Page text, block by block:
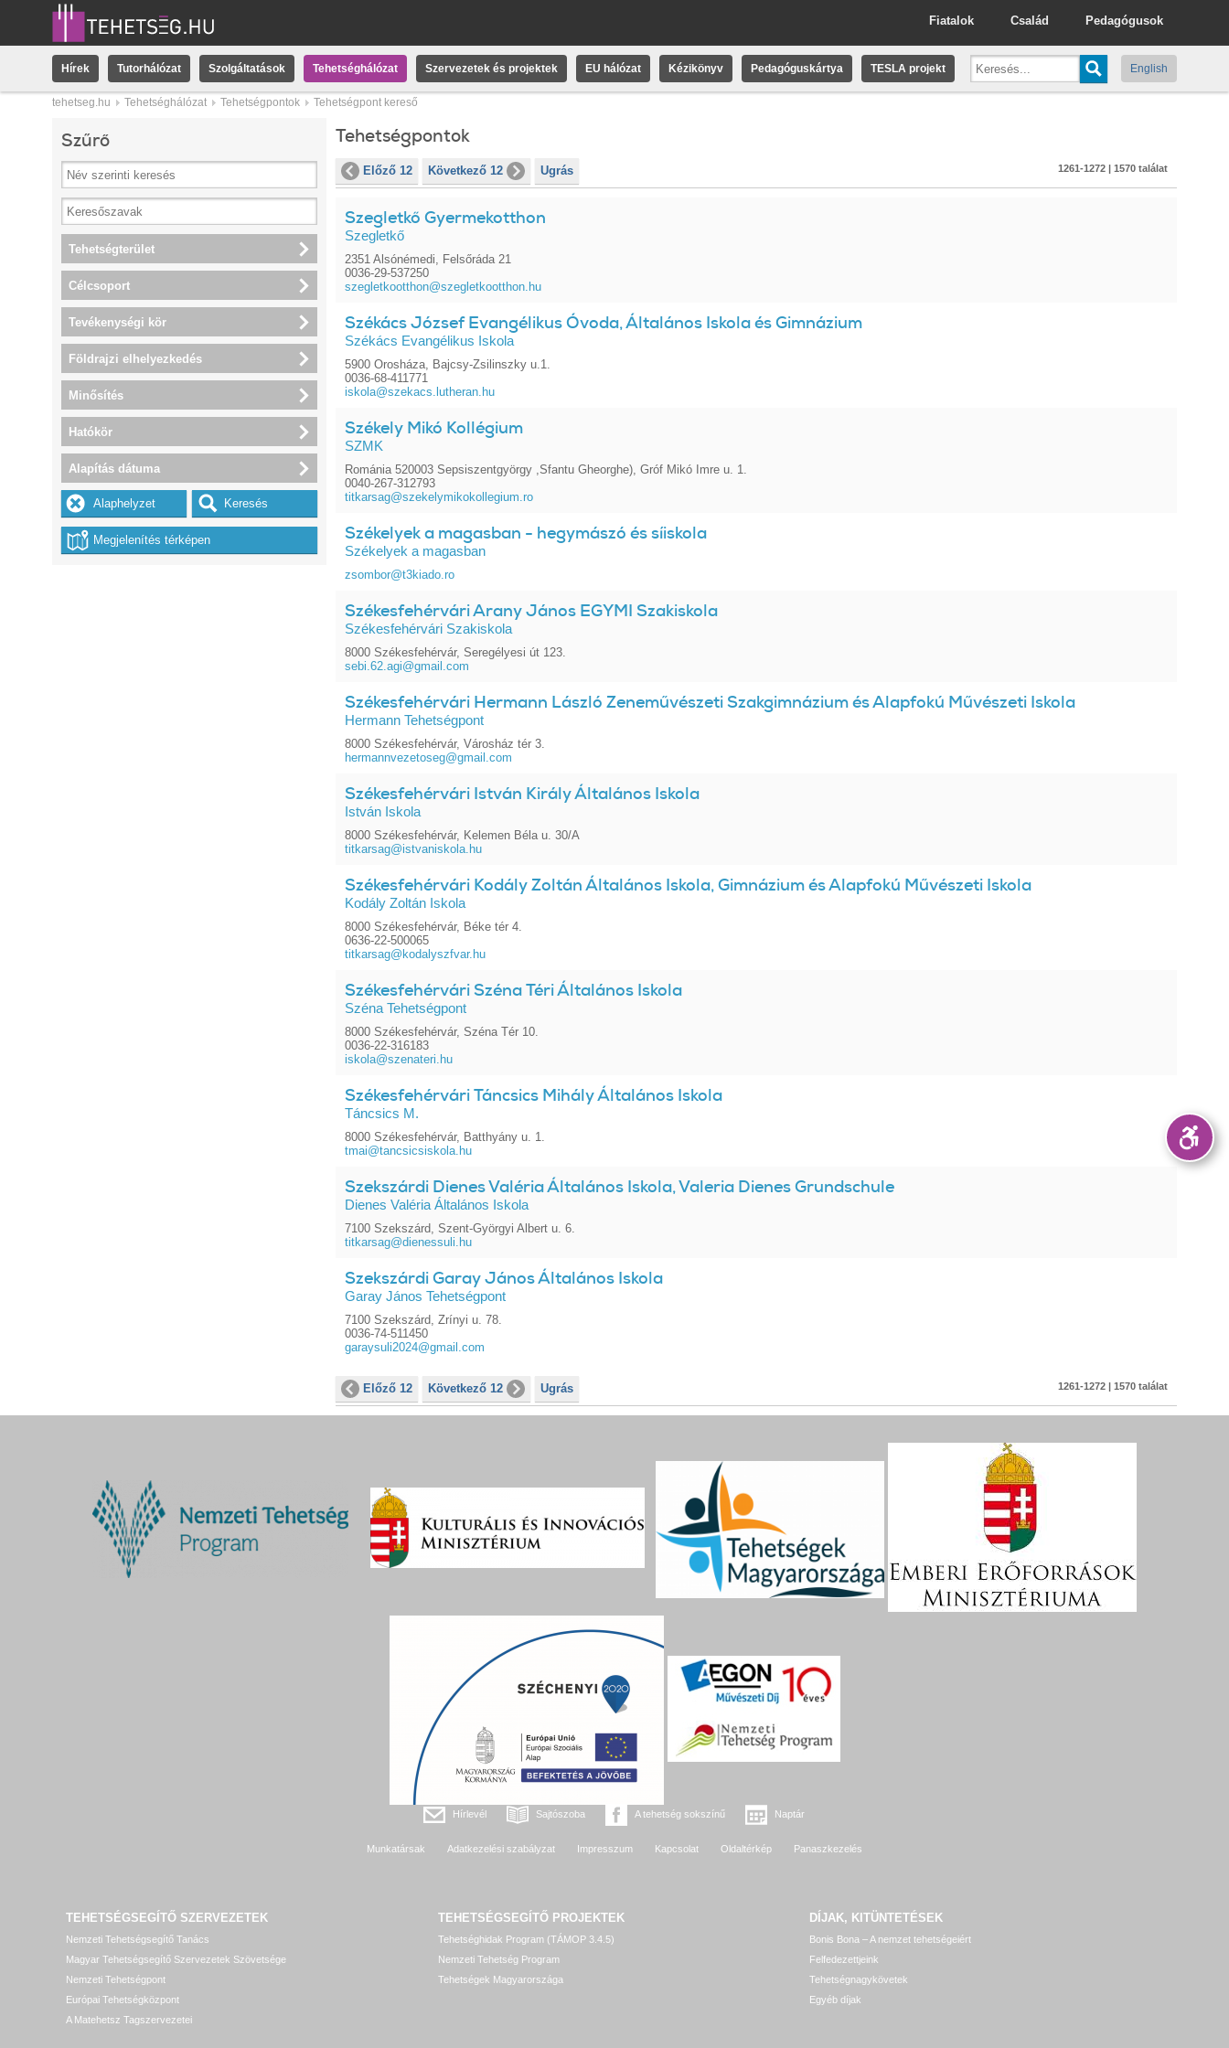
Pedagógusok
Család
Fiatalok
Hírek Tutorhálózat Szolgáltatások Tehetséghálózat Szervezetek és projektek EU hálózat Kézikönyv Pedagóguskártya TESLA projekt English
tehetseg.hu Tehetséghálózat Tehetségpontok Tehetségpont kereső
Tehetségpontok
Előző 12 Következő 12 Ugrás 1261-1272 | 1570 találat
Szegletkő Gyermekotthon
Szegletkő
2351 Alsónémedi, Felsőráda 21
0036-29-537250
szegletkootthon@szegletkootthon.hu
Székács József Evangélikus Óvoda, Általános Iskola és Gimnázium
Székács Evangélikus Iskola
5900 Orosháza, Bajcsy-Zsilinszky u.1.
0036-68-411771
iskola@szekacs.lutheran.hu
Székely Mikó Kollégium
SZMK
Románia 520003 Sepsiszentgyörgy ,Sfantu Gheorghe), Gróf Mikó Imre u. 1.
0040-267-312793
titkarsag@szekelymikokollegium.ro
Székelyek a magasban - hegymászó és síiskola
Székelyek a magasban
zsombor@t3kiado.ro
Székesfehérvári Arany János EGYMI Szakiskola
Székesfehérvári Szakiskola
8000 Székesfehérvár, Seregélyesi út 123.
sebi.62.agi@gmail.com
Székesfehérvári Hermann László Zeneművészeti Szakgimnázium és Alapfokú Művészeti Iskola
Hermann Tehetségpont
8000 Székesfehérvár, Városház tér 3.
hermannvezetoseg@gmail.com
Székesfehérvári István Király Általános Iskola
István Iskola
8000 Székesfehérvár, Kelemen Béla u. 30/A
titkarsag@istvaniskola.hu
Székesfehérvári Kodály Zoltán Általános Iskola, Gimnázium és Alapfokú Művészeti Iskola
Kodály Zoltán Iskola
8000 Székesfehérvár, Béke tér 4.
0636-22-500065
titkarsag@kodalyszfvar.hu
Székesfehérvári Széna Téri Általános Iskola
Széna Tehetségpont
8000 Székesfehérvár, Széna Tér 10.
0036-22-316183
iskola@szenateri.hu
Székesfehérvári Táncsics Mihály Általános Iskola
Táncsics M.
8000 Székesfehérvár, Batthyány u. 1.
tmai@tancsicsiskola.hu
Szekszárdi Dienes Valéria Általános Iskola, Valeria Dienes Grundschule
Dienes Valéria Általános Iskola
7100 Szekszárd, Szent-Györgyi Albert u. 6.
titkarsag@dienessuli.hu
Szekszárdi Garay János Általános Iskola
Garay János Tehetségpont
7100 Szekszárd, Zrínyi u. 78.
0036-74-511450
garaysuli2024@gmail.com
Előző 12 Következő 12 Ugrás 1261-1272 | 1570 találat
Szűrő
Tehetségterület
Célcsoport
Tevékenységi kör
Földrajzi elhelyezkedés
Minősítés
Hatókör
Alapítás dátuma
Hírlevél Sajtószoba A tehetség sokszínű Naptár
Munkatársak Adatkezelési szabályzat Impresszum Kapcsolat Oldaltérkép Panaszkezelés
TEHETSÉGSEGÍTŐ SZERVEZETEK
Nemzeti Tehetségsegítő Tanács
Magyar Tehetségsegítő Szervezetek Szövetsége
Nemzeti Tehetségpont
Európai Tehetségközpont
A Matehetsz Tagszervezetei
TEHETSÉGSEGÍTŐ PROJEKTEK
Tehetséghidak Program (TÁMOP 3.4.5)
Nemzeti Tehetség Program
Tehetségek Magyarországa
DÍJAK, KITÜNTETÉSEK
Bonis Bona – A nemzet tehetségeiért
Felfedezettjeink
Tehetségnagykövetek
Egyéb díjak